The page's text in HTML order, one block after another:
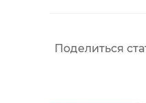
Поделиться